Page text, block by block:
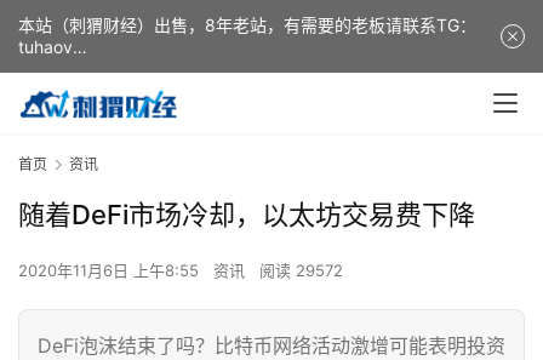
首页 资讯
随着DeFi市场冷却，以太坊交易费下降
2020年11月6日 上午8:55 资讯 阅读 29572
DeFi泡沫结束了吗？比特币网络活动激增可能表明投资
本站（刺猬财经）出售，8年老站，有需要的老板请联系TG：
tuhaov
This website (ciweicaijing) is for sale. It is a 8-year-old
website. If you need it, please contact TG: tuhaov